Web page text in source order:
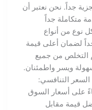
جداً. نحن نعتبر أن
متكاملة جداً
نوع من أنواع
لضمان أعلى قيمة
التخلص من جميع
ويسر واطمئنان.
التنافسي:
على أسعار السوق
قيمة مقابل